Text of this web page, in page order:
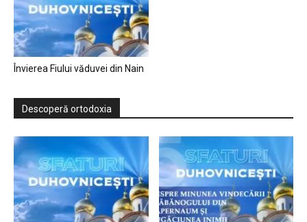
Învierea Fiului văduvei din Nain
Descoperă ortodoxia